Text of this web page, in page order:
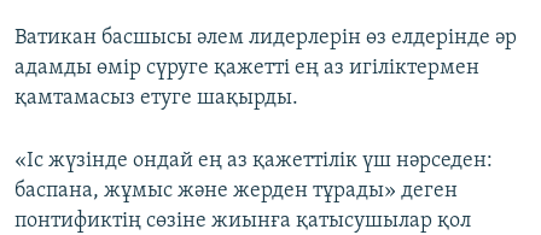
Ватикан басшысы әлем лидерлерін өз елдерінде әр
адамды өмір сүруге қажетті ең аз игіліктермен
қамтамасыз етуге шақырды.
«Іс жүзінде ондай ең аз қажеттілік үш нәрседен:
баспана, жұмыс және жерден тұрады» деген
понтификтің сөзіне жиынға қатысушылар қол